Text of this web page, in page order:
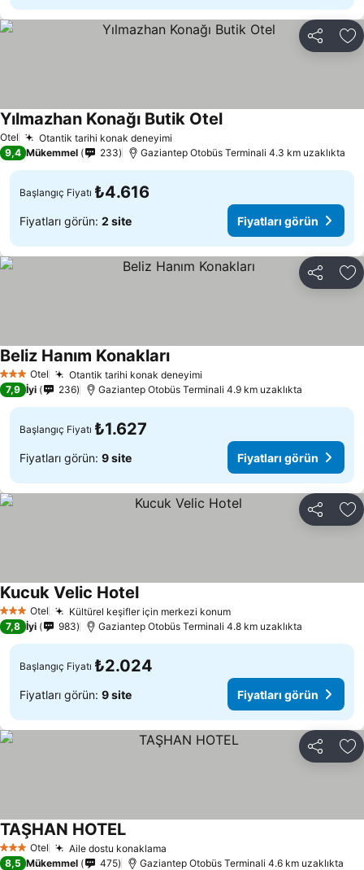
Paylaş
Otel Otantik tarihi konak deneyimi
Yılmazhan Konağı Butik OtelFiyatları görün
9,4 Mükemmel 233 Gaziantep Otobüs Terminali 4.3 km uzaklıkta
Başlangıç Fiyatı ₺4.616
Fiyatları görün: 2 site Fiyatları görün
Paylaş
3 YıldızOtel Otantik tarihi konak deneyimi
Beliz Hanım KonaklarıFiyatları görün
7,9 İyi 236 Gaziantep Otobüs Terminali 4.9 km uzaklıkta
Başlangıç Fiyatı ₺1.627
Fiyatları görün: 9 site Fiyatları görün
Paylaş
3 YıldızOtel Kültürel keşifler için merkezi konumFiyatları görün
Kucuk Velic HotelFiyatları görün
7,8 İyi 983 Gaziantep Otobüs Terminali 4.8 km uzaklıkta
Başlangıç Fiyatı ₺2.024
Fiyatları görün: 9 site Fiyatları görün
Paylaş
3 YıldızOtel Aile dostu konaklama
TAŞHAN HOTELFiyatları görün
8,5 Mükemmel 475 Gaziantep Otobüs Terminali 4.6 km uzaklıkta